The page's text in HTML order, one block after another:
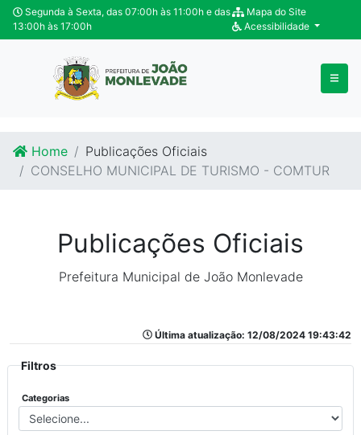
Ir para o conteúdo
Ir para o fim do conteúdo
Segunda à Sexta, das 07:00h às 11:00h e das
13:00h às 17:00h
Mapa do Site
Acessibilidade
Home
Publicações Oficiais
CONSELHO MUNICIPAL DE TURISMO - COMTUR
Publicações Oficiais
Prefeitura Municipal de João Monlevade
Última atualização: 12/08/2024 19:43:42
Filtros
Categorias